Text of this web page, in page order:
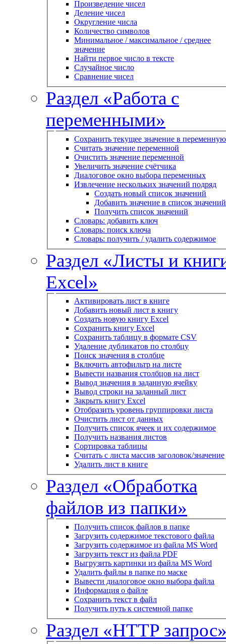
Произведение чисел
Деление чисел
Округление числа
Количество символов
Минимальное / максимальное / среднее
значение
Найти первое число в тексте
Случайное число
Сравнение чисел
Раздел «Работа с
переменными»
Сохранить текущее значение в переменную
Считать значение переменной
Очистить значение переменной
Увеличить значение счётчика
Диалоговое окно выбора переменных
Извлечение нескольких значений подряд
Создать новый список значений
Добавить значение в список значений
Получить список значений
Словарь: добавить ключ
Словарь: поиск ключа
Словарь: получить / удалить содержимое
Раздел «Листы и
Excel»
Активировать лист в книге
Добавить новый лист в книгу
Создать новую книгу Excel
Сохранить книгу Excel
Сохранить таблицу в формате CSV
Удаление дубликатов по столбцу
Поиск значения в столбце
Включить автофильтр на листе
Вывести названия столбцов на лист
Вывод значения в заданную ячейку
Вывод строки на заданный лист
Закрыть книгу Excel
Отобразить уровень группировки листа
Очистить лист от данных
Получить список ячеек и их содержимое
Получить названия листов
Сортировка таблицы
Считать с листа массив заголовок/значение
Удалить лист в книге
Раздел «Обработка
файлов из папки»
Получить список файлов в папке
Загрузить содержимое текстового файла
Загрузить содержимое из файла MS Word
Загрузить текст из файла PDF
Выгрузить картинки из файла MS Word
Удалить файлы в папке по маске
Вывести диалоговое окно выбора файла
Информация о файле
Сохранить текст в файл
Получить путь к системной папке
Раздел «HTTP